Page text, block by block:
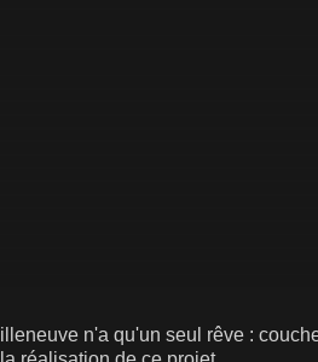
n'a qu'un seul rêve :